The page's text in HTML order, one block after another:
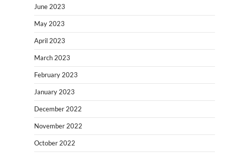
June 2023
May 2023
April 2023
March 2023
February 2023
January 2023
December 2022
November 2022
October 2022